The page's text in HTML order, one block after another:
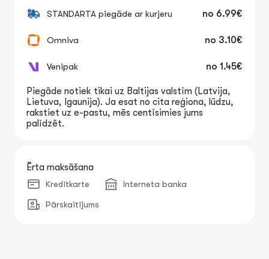
STANDARTA piegāde ar kurjeru no 6.99€
Omniva no 3.10€
Venipak no 1.45€
Piegāde notiek tikai uz Baltijas valstīm (Latvija,
Lietuva, Igaunija). Ja esat no cita reģiona, lūdzu,
rakstiet uz e-pastu, mēs centīsimies jums
palīdzēt.
Ērta maksāšana
Kredītkarte Interneta banka
Pārskaitījums